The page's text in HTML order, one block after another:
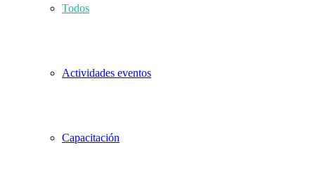
Todos
Actividades eventos
Capacitación